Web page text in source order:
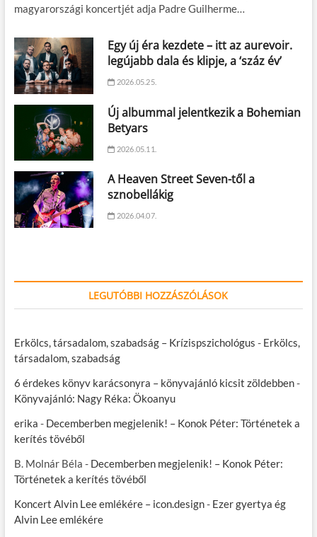
magyarországi koncertjét adja Padre Guilherme…
Egy új éra kezdete – itt az aurevoir.
legújabb dala és klipje, a ‘száz év’
2026.05.25.
Új albummal jelentkezik a Bohemian
Betyars
2026.05.11.
A Heaven Street Seven-től a
sznobellákig
2026.04.07.
LEGUTÓBBI HOZZÁSZÓLÁSOK
Erkölcs, társadalom, szabadság – Krízispszichológus - Erkölcs,
társadalom, szabadság
6 érdekes könyv karácsonyra – könyvajánló kicsit zöldebben-
Könyvajánló: Nagy Réka: Ökoanyu
erika - Decemberben megjelenik! – Konok Péter: Történetek a
kerítés tövéből
B. Molnár Béla - Decemberben megjelenik! – Konok Péter:
Történetek a kerítés tövéből
Koncert Alvin Lee emlékére – icon.design- Ezer gyertya ég
Alvin Lee emlékére